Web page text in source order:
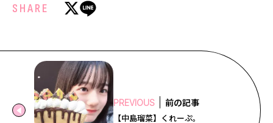
SHARE
PREVIOUS 前の記事
【中島瑠菜】くれーぷ。